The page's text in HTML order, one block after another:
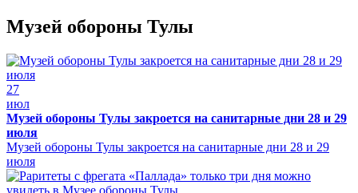
Музей обороны Тулы
27
июл
Музей обороны Тулы закроется на санитарные дни 28 и 29
июля
Музей обороны Тулы закроется на санитарные дни 28 и 29
июля